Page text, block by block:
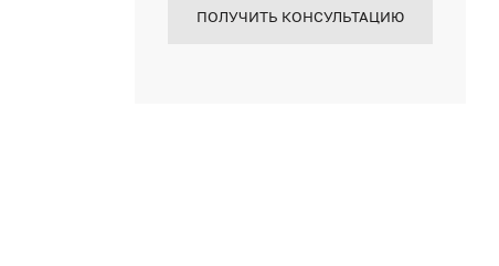
ПОЛУЧИТЬ КОНСУЛЬТАЦИЮ